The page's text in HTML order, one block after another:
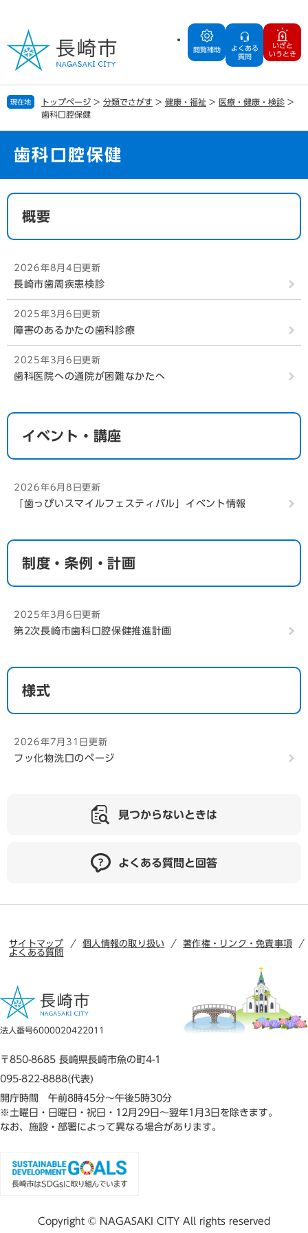
の
で
す
ー
ば
し
閲覧補助
よくある
質問
いざと
いうとき
現在地 トップページ > 分類でさがす > 健康・福祉 > 医療・健康・検診 >
歯科口腔保健
歯科口腔保健
本
概要
2026年8月4日更新
長崎市歯周疾患検診
2025年3月6日更新
障害のあるかたの歯科診療
2025年3月6日更新
歯科医院への通院が困難なかたへ
イベント・講座
2026年6月8日更新
「歯っぴいスマイルフェスティバル」イベント情報
制度・条例・計画
2025年3月6日更新
第2次長崎市歯科口腔保健推進計画
様式
2026年7月31日更新
フッ化物洗口のページ
見つからないときは
よくある質問と回答
サイトマップ 個人情報の取り扱い
著作権・リンク・免責事項
よくある質問
法人番号6000020422011
〒850-8685 長崎県長崎市魚の町4-1
095-822-8888(代表)
開庁時間 午前8時45分～午後5時30分
※土曜日・日曜日・祝日・12月29日～翌年1月3日を除きます。
なお、施設・部署によって異なる場合があります。
Copyright © NAGASAKI CITY All rights reserved